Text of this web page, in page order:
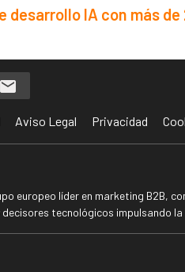
desarrollo IA con más
Aviso Legal Privacidad
europeo líder en marketing B2B,
tecnológicos impulsando